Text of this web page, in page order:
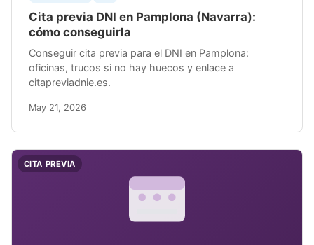
Cita previa DNI en Pamplona (Navarra):
cómo conseguirla
Conseguir cita previa para el DNI en Pamplona:
oficinas, trucos si no hay huecos y enlace a
citapreviadnie.es.
May 21, 2026
CITA PREVIA